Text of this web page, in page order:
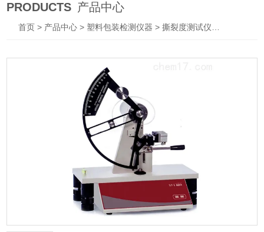
PRODUCTS 产品中心
首页> 产品中心 > 塑料包装检测仪器 >撕裂度测试仪> SLY-S1撕